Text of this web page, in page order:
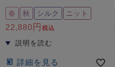
春 秋 シルク ニット
22,880 税込
詳細を見る